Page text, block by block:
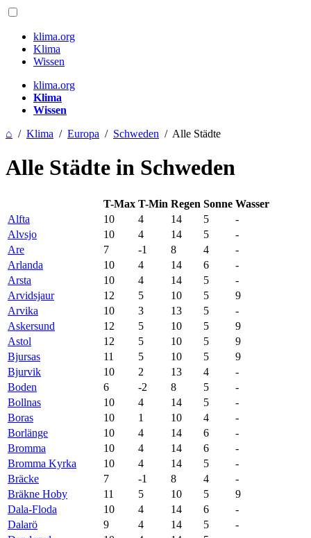
klima.org
Klima
Wissen
klima.org
Klima
Wissen
⌂ / Klima / Europa / Schweden / Alle Städte
Alle Städte in Schweden
T-Max T-Min Regen Sonne Wasser
Alfta
10 4 14 5
-
Alvsjo
10 4 14 5
-
Are
7 -1 8 4
-
Arlanda
10 4 14 6
-
Arsta
10 4 14 5
-
Arvidsjaur
12 5 10 5
9
Arvika
10 3 13 5
-
Askersund
12 5 10 5
9
Astol
12 5 10 5
9
Bjursas
11 5 10 5
9
Bjurvik
10 2 13 4
-
Boden
6 -2 8 5
-
Bollnas
10 4 14 5
-
Boras
10 1 10 4
-
Borlänge
10 4 14 6
-
Bromma
10 4 14 6
-
Bromma Kyrka
10 4 14 5
-
Bräcke
7 -1 8 4
-
Bräkne Hoby
11 5 10 5
9
Dala-Floda
10 4 14 6
-
Dalarö
9 4 14 5
-